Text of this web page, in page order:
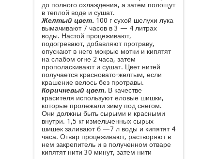
до полного охлаждения, а затем полощут
в теплой воде и сушат.
Желтый цвет.100 г сухой шелухи лука
вымачивают 7 часов в 3 — 4 литрах
воды. Настой процеживают,
подогревают, добавляют протраву,
опускают в него мокрые мотки и кипятят
на слабом огне 2 часа, затем
прополаскивают и сушат. Цвет нитей
получается красновато-желтым, если
крашение велось без протравы.
Коричневый цвет.В качестве
красителя используют еловые шишки,
которые пролежали зиму под снегом.
Они должны быть сырыми и красными
внутри. 1,5 кг измельченных сырых
шишек заливают б —7 л воды и кипятят 4
часа. Отвар процеживают, растворяют в
нем закрепитель и в полученном отваре
кипятят нити 30 минут, затем нити